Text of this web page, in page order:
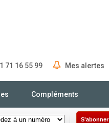
71 16 55 99 Mes alertes
Compléments
S'abonner